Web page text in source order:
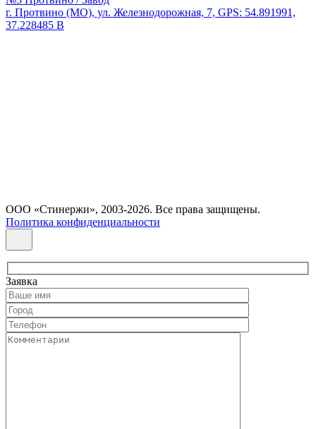
г. Протвино (МО), ул. Железнодорожная, 7, GPS: 54.891991,
37.228485 В
ООО «Стинержи», 2003-2026. Все права защищены.
Политика конфиденциальности
Заявка